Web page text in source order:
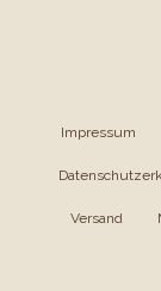
Impressum
Versand